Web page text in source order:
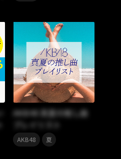
AKB48 真夏の推し曲
AKB48 夏